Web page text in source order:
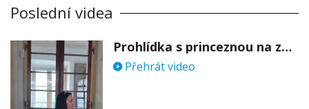
Poslední videa
Prohlídka s princeznou na zámku Stekník
Přehrát video